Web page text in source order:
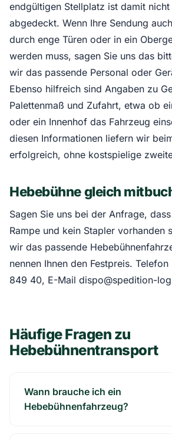
endgültigen Stellplatz ist damit
abgedeckt. Wenn Ihre Sendung
durch enge Türen oder in ein
werden muss, sagen Sie uns das
wir das passende Personal oder
Ebenso hilfreich sind Angaben zu
Palettenmaß und Zufahrt, etwa ob
oder ein Innenhof das Fahrzeug
diesen Informationen liefern wir
erfolgreich, ohne kostspielige
Hebebühne gleich
Sagen Sie uns bei der Anfrage,
Rampe und kein Stapler vorhanden
wir das passende
nennen Ihnen den Festpreis.
849 40, E-Mail dispo@spedition-
Häufige Fragen zu
Hebebühnentransport
Wann brauche ich ein
Hebebühnenfahrzeug?